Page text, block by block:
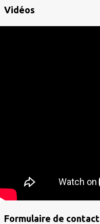
Vidéos
Formulaire de contact